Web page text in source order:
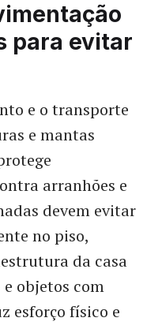
para evitar
e o transporte
e mantas
arranhões e
devem evitar
no piso,
da casa
objetos com
esforço físico e